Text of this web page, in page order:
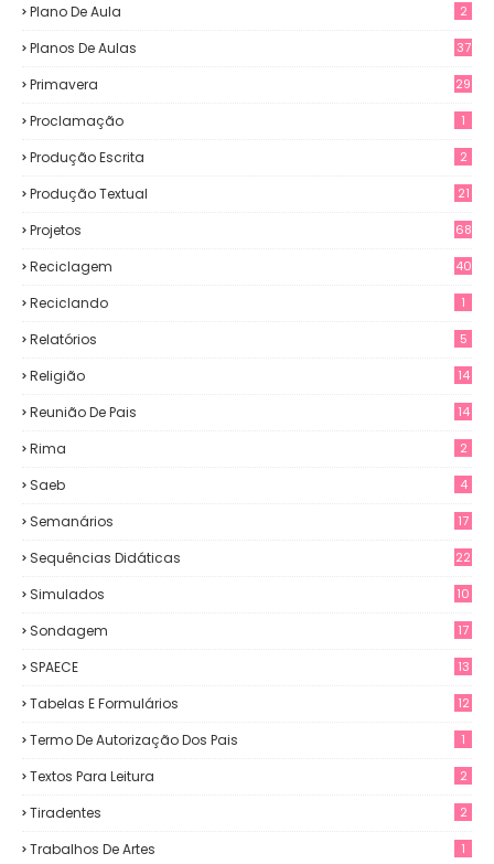
Plano De Aula 2
Planos De Aulas 37
Primavera 29
Proclamação 1
Produção Escrita 2
Produção Textual 21
Projetos 68
Reciclagem 40
Reciclando 1
Relatórios 5
Religião 14
Reunião De Pais 14
Rima 2
Saeb 4
Semanários 17
Sequências Didáticas 22
Simulados 10
Sondagem 17
SPAECE 13
Tabelas E Formulários 12
Termo De Autorização Dos Pais 1
Textos Para Leitura 2
Tiradentes 2
Trabalhos De Artes 1